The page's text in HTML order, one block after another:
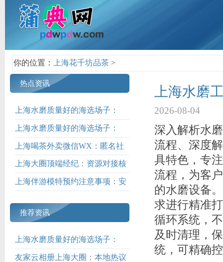
你的位置： 上海花千坊品茶 >
热点资讯
上海水磨质量好的海选场子：
TOP5榜单解析_384
上海水磨质量好的海选场子：
TOP5榜单解析_467
上海喝茶外卖微信WX：匿名社
交场深度体验_389
上海大圈顶端经纪：资源对接核
心渠道揭秘_86
上海伴游模特预约注意事项：安
推荐资讯
上海水磨质量好的海选场子：
TOP5榜单解析_513
友家云相册上海大圈：本地热议
上海水磨
2026-08-04
深入解析水
流程、深度
具特色，专
流程，为客
的水磨设备
求进行精准
循环系统，
及时清理，
统，可精确